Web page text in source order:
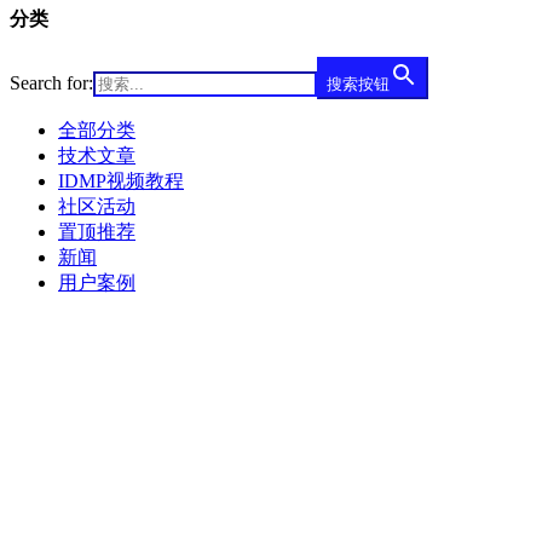
分类
Search for: 搜索按钮
全部分类
技术文章
IDMP视频教程
社区活动
置顶推荐
新闻
用户案例